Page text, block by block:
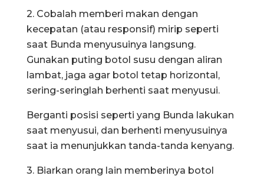
2. Cobalah memberi makan dengan
kecepatan (atau responsif) mirip seperti
saat Bunda menyusuinya langsung.
Gunakan puting botol susu dengan aliran
lambat, jaga agar botol tetap horizontal,
sering-seringlah berhenti saat menyusui.
Berganti posisi seperti yang Bunda lakukan
saat menyusui, dan berhenti menyusuinya
saat ia menunjukkan tanda-tanda kenyang.
3. Biarkan orang lain memberinya botol